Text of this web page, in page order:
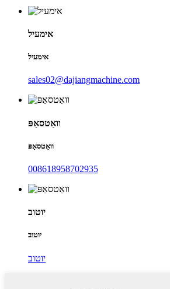
אימעיל
אימעיל
sales02@dajiangmachine.com
וואַטסאַפּ
וואַטסאַפּ
008618958702935
יוטוב
יוטוב
יוטוב